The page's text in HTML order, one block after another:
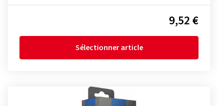
9,52 €
Sélectionner article